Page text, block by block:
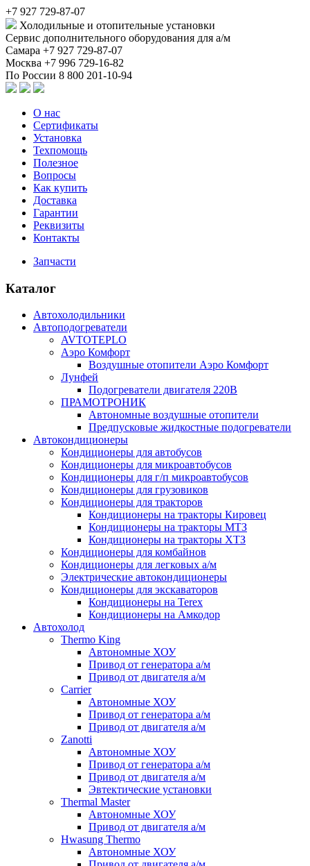
+7 927 729-87-07
Холодильные и отопительные установки
Сервис дополнительного оборудования для а/м
Самара +7 927 729-87-07
Москва +7 996 729-16-82
По России 8 800 201-10-94
О нас
Сертификаты
Установка
Техпомощь
Полезное
Вопросы
Как купить
Доставка
Гарантии
Реквизиты
Контакты
Запчасти
Каталог
Автохолодильники
Автоподогреватели
AVTOTEPLO
Аэро Комфорт
Воздушные отопители Аэро Комфорт
Лунфей
Подогреватели двигателя 220В
ПРАМОТРОНИК
Автономные воздушные отопители
Предпусковые жидкостные подогреватели
Автокондиционеры
Кондиционеры для автобусов
Кондиционеры для микроавтобусов
Кондиционеры для г/п микроавтобусов
Кондиционеры для грузовиков
Кондиционеры для тракторов
Кондиционеры на тракторы Кировец
Кондиционеры на тракторы МТЗ
Кондиционеры на тракторы ХТЗ
Кондиционеры для комбайнов
Кондиционеры для легковых а/м
Электрические автокондиционеры
Кондиционеры для экскаваторов
Кондиционеры на Terex
Кондиционеры на Амкодор
Автохолод
Thermo King
Автономные ХОУ
Привод от генератора а/м
Привод от двигателя а/м
Carrier
Автономные ХОУ
Привод от генератора а/м
Привод от двигателя а/м
Zanotti
Автономные ХОУ
Привод от генератора а/м
Привод от двигателя а/м
Эвтектические установки
Thermal Master
Автономные ХОУ
Привод от двигателя а/м
Hwasung Thermo
Автономные ХОУ